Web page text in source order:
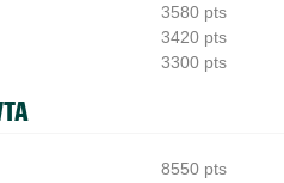
3580 pts
3420 pts
3300 pts
8550 pts